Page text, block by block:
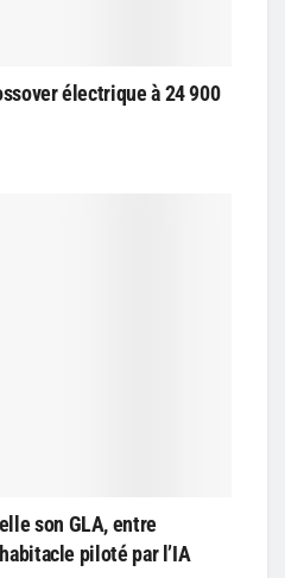
électrique à 24 900
son GLA, entre
piloté par l’IA